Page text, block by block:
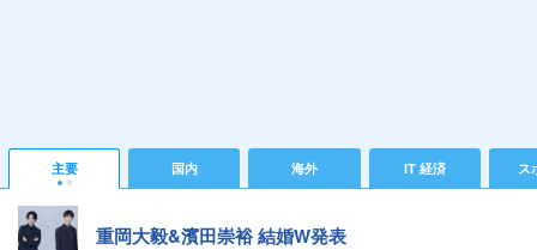
主要 国内 海外 IT 経済 ス
重岡大毅&濱田崇裕 結婚W発表